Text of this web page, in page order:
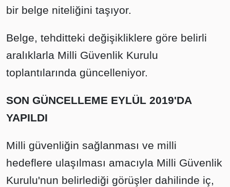
bir belge niteliğini taşıyor.
Belge, tehditteki değişikliklere göre belirli
aralıklarla Milli Güvenlik Kurulu
toplantılarında güncelleniyor.
SON GÜNCELLEME EYLÜL 2019'DA
YAPILDI
Milli güvenliğin sağlanması ve milli
hedeflere ulaşılması amacıyla Milli Güvenlik
Kurulu'nun belirlediği görüşler dahilinde iç,